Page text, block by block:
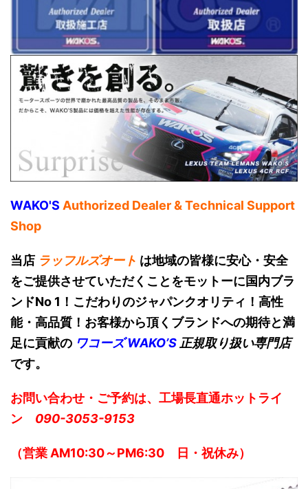
WAKO'S Authorized Dealer & Technical Support
Shop
当店 ラッフルズオート は地域の皆様に安心・安全
をご提供させていただくことをモットーに国内ブラ
ンドNo 1！こだわりのジャパンクオリティ！高性
能・高品質！お客様から頂くブランドへの期待と満
足に貢献の ワコーズ WAKO’S正規取り扱い専門店
です。
お問い合わせ・ご予約は、工場長直通ホットライ
ン
090-3053-9153
（営業 AM10:30～PM6:30 日・祝休み）